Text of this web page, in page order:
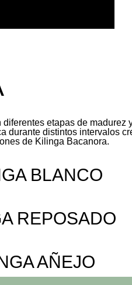
diferentes etapas de madurez
durante distintos intervalos
de Kilinga Bacanora.
BLANCO
REPOSADO
AÑEJO